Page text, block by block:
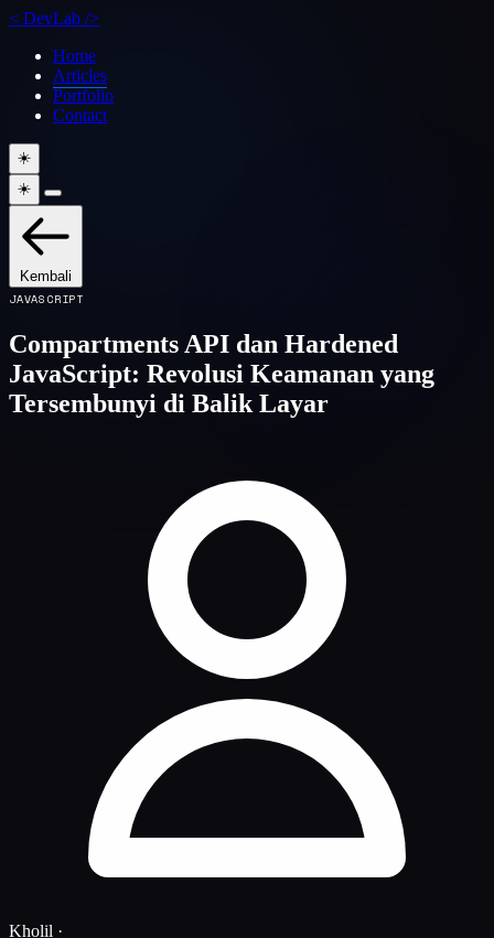
< DevLab />
Home
Articles
Portfolio
Contact
☀️
☀️
Kembali
JAVASCRIPT
Compartments API dan Hardened
JavaScript: Revolusi Keamanan yang
Tersembunyi di Balik Layar
Kholil ·